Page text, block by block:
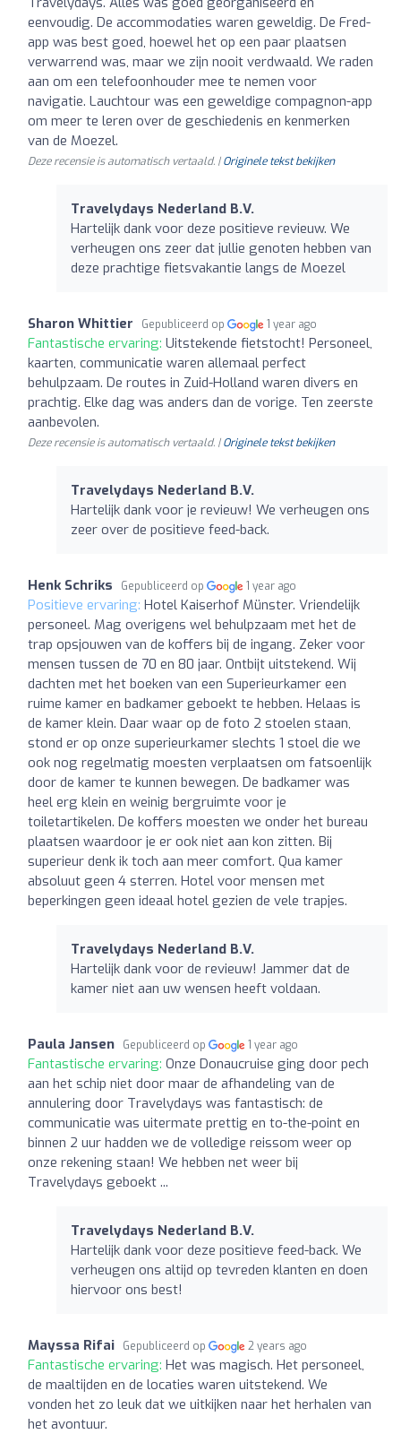
eenvoudig. De accommodaties waren geweldig. De Fred-
app was best goed, hoewel het op een paar plaatsen
verwarrend was, maar we zijn nooit verdwaald. We raden
aan om een telefoonhouder mee te nemen voor
navigatie. Lauchtour was een geweldige compagnon-app
om meer te leren over de geschiedenis en kenmerken
van de Moezel.
Deze recensie is automatisch vertaald. |Originele tekst bekijken
Travelydays Nederland B.V.
Hartelijk dank voor deze positieve revieuw. We
verheugen ons zeer dat jullie genoten hebben van
deze prachtige fietsvakantie langs de Moezel
Sharon Whittier Gepubliceerd op 1 year ago
Fantastische ervaring: Uitstekende fietstocht! Personeel,
kaarten, communicatie waren allemaal perfect
behulpzaam. De routes in Zuid-Holland waren divers en
prachtig. Elke dag was anders dan de vorige. Ten zeerste
aanbevolen.
Deze recensie is automatisch vertaald. |Originele tekst bekijken
Travelydays Nederland B.V.
Hartelijk dank voor je revieuw! We verheugen ons
zeer over de positieve feed-back.
Henk Schriks Gepubliceerd op 1 year ago
Positieve ervaring: Hotel Kaiserhof Münster. Vriendelijk
personeel. Mag overigens wel behulpzaam met het de
trap opsjouwen van de koffers bij de ingang. Zeker voor
mensen tussen de 70 en 80 jaar. Ontbijt uitstekend. Wij
dachten met het boeken van een Superieurkamer een
ruime kamer en badkamer geboekt te hebben. Helaas is
de kamer klein. Daar waar op de foto 2 stoelen staan,
stond er op onze superieurkamer slechts 1 stoel die we
ook nog regelmatig moesten verplaatsen om fatsoenlijk
door de kamer te kunnen bewegen. De badkamer was
heel erg klein en weinig bergruimte voor je
toiletartikelen. De koffers moesten we onder het bureau
plaatsen waardoor je er ook niet aan kon zitten. Bij
superieur denk ik toch aan meer comfort. Qua kamer
absoluut geen 4 sterren. Hotel voor mensen met
beperkingen geen ideaal hotel gezien de vele trapjes.
Travelydays Nederland B.V.
Hartelijk dank voor de revieuw! Jammer dat de
kamer niet aan uw wensen heeft voldaan.
Paula Jansen Gepubliceerd op 1 year ago
Fantastische ervaring: Onze Donaucruise ging door pech
aan het schip niet door maar de afhandeling van de
annulering door Travelydays was fantastisch: de
communicatie was uitermate prettig en to-the-point en
binnen 2 uur hadden we de volledige reissom weer op
onze rekening staan! We hebben net weer bij
Travelydays geboekt ...
Travelydays Nederland B.V.
Hartelijk dank voor deze positieve feed-back. We
verheugen ons altijd op tevreden klanten en doen
hiervoor ons best!
Mayssa Rifai Gepubliceerd op 2 years ago
Fantastische ervaring: Het was magisch. Het personeel,
de maaltijden en de locaties waren uitstekend. We
vonden het zo leuk dat we uitkijken naar het herhalen van
het avontuur.